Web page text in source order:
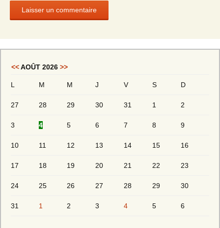
<<AOÛT 2026 >>
L M M J V S D
27 28 29 30 31 1 2
3 4 5 6 7 8 9
10 11 12 13 14 15 16
17 18 19 20 21 22 23
24 25 26 27 28 29 30
31 1 2 3 4 5 6